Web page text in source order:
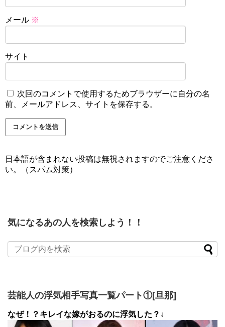
メール ※
サイト
次回のコメントで使用するためブラウザーに自分の名
前、メールアドレス、サイトを保存する。
日本語が含まれない投稿は無視されますのでご注意くださ
い。（スパム対策）
気になるあの人を検索しよう！！
芸能人の浮気相手写真一覧パート①[旦那]
なぜ！？キレイな嫁がおるのに浮気した？↓